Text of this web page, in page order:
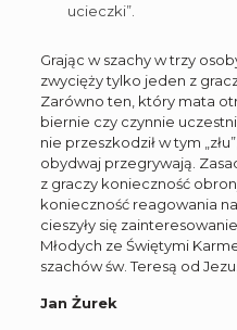
ucieczki”.
Grając w szachy w trzy
zwycięży tylko jeden z
Zarówno ten, który mata
biernie czy czynnie
nie przeszkodził w tym
obydwaj przegrywają.
z graczy konieczność
konieczność reagowania
cieszyły się
Młodych ze Świętymi
szachów św. Teresą od
Jan Żurek